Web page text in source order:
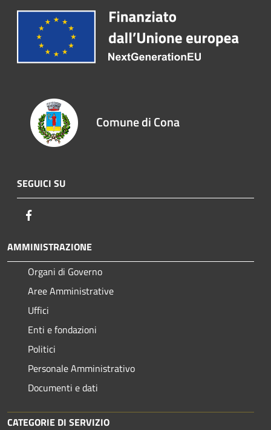
Comune di Cona
SEGUICI SU
AMMINISTRAZIONE
Organi di Governo
Aree Amministrative
Uffici
Enti e fondazioni
Politici
Personale Amministrativo
Documenti e dati
CATEGORIE DI SERVIZIO